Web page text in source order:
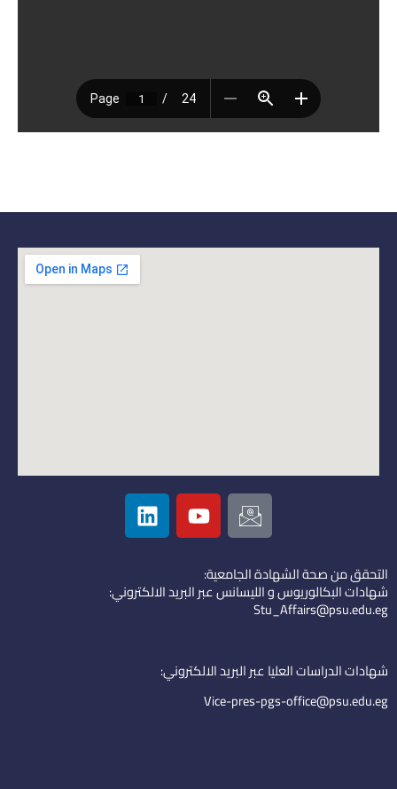
I
c
o
n
-
e
i
l
Y
o
u
u
b
L
i
n
e
d
التحقق من صحة الشهادة الجامعية:
شهادات البكالوريوس و الليسانس عبر البريد الالكتروني:
Stu_Affairs@psu.edu.eg
شهادات الدراسات العليا عبر البريد الالكتروني:
Vice-pres-pgs-office@psu.edu.eg